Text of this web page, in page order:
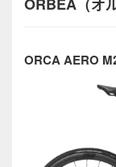
ORCA AERO